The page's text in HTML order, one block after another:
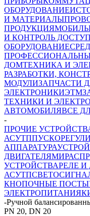
ОБОРУДОВАНИЕ
И МАТЕРИАЛЫ
ПРОДУКЦИЯ
И КОНТРОЛЬ
ОБОРУДОВАНИЕ
ДОМТЕХНИКА И
РАЗРАБОТКИ,
МОДУЛИЗАПЧАСТИ
ЭЛЕКТРОНИКИЭТМ
ТЕХНИКИ И
АВТОМОБИЛЯВСЕ
-
ПРОЧИЕ
АСУТП
АППАРАТУРА
ДВИГАТЕЛЯМИ
УСТРОЙСТВАРЕЛЕ
АСУТП
КНОПОЧНЫЕ ПОСТЫ
ЭЛЕКТРОПИТАНИЯ
-Ручной
PN 20, DN 20